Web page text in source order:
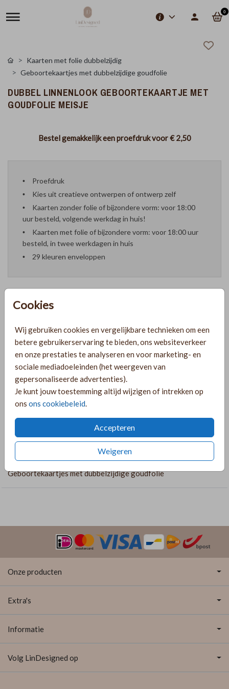
0
Cookies
Wij gebruiken cookies en vergelijkbare technieken om een
betere gebruikerservaring te bieden, ons websiteverkeer
en onze prestaties te analyseren en voor marketing- en
sociale mediadoeleinden (het weergeven van
gepersonaliseerde advertenties).
Je kunt jouw toestemming altijd wijzigen of intrekken op
ons ons cookiebeleid.
Accepteren
Weigeren
Kaarten met folie dubbelzijdig
Geboortekaartjes met dubbelzijdige goudfolie
DUBBEL LINNENLOOK GEBOORTEKAARTJE MET
GOUDFOLIE MEISJE
Bestel gemakkelijk een proefdruk voor€ 2,50
Proefdruk
Kies uit creatieve ontwerpen of ontwerp zelf
Kaarten zonder folie of bijzondere vorm: voor 18:00
uur besteld, volgende werkdag in huis!
Kaarten met folie of bijzondere vorm: voor 18:00 uur
besteld, in twee werkdagen in huis
29 kleuren enveloppen
PRODUCTINFORMATIE
OMSCHRIJVING
Dubbel linnenlook geboortekaartje met goudfolie voor een
meisje. Je kunt de kaart helemaal naar wens aanpassen in de
COLLECTIE
Geboortekaartjes met dubbelzijdige goudfolie
Onze producten
Extra's
Informatie
Volg LinDesigned op